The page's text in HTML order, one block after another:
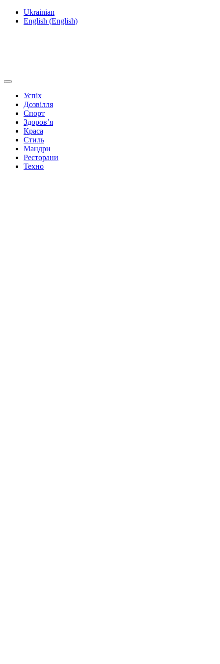
Ukrainian
English (English)
Успіх
Дозвілля
Спорт
Здоров’я
Краса
Стиль
Мандри
Ресторани
Техно